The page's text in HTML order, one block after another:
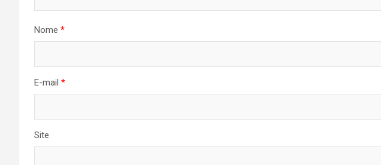
Nome *
E-mail *
Site